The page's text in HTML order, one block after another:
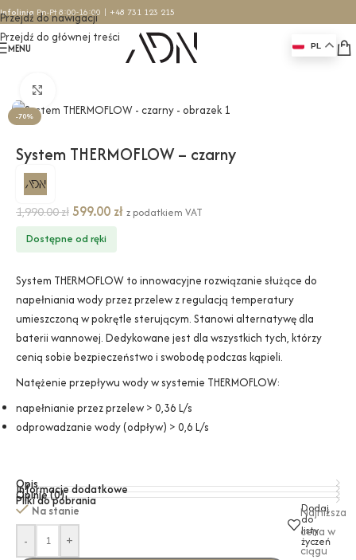
Przejdź do nawigacji
Przejdź do głównej treści
Infolinia Pn-Pt 8:00-16:00 | +48 731 123 215
MENU PL
Akcesoria/System Thermoflow
-70%
System THERMOFLOW – czarny
1,990.00zł 599.00 zł z podatkiem VAT
Dostępne od ręki
System THERMOFLOW to innowacyjne rozwiązanie służące do
napełniania wody przez przelew z regulacją temperatury
umieszczoną w pokrętle sterującym. Stanowi alternatywę dla
baterii wannowej. Dedykowane jest dla wszystkich tych, którzy
cenią sobie bezpieczeństwo i swobodę podczas kąpieli.
Natężenie przepływu wody w systemie THERMOFLOW:
napełnianie przez przelew > 0,36 L/s
odprowadzanie wody (odpływ) > 0,6 L/s
Opis
Informacje dodatkowe
Opinie (0)
Pliki do pobrania
Na stanie
-
+
Dodaj
do
listy
życzeń
Najniższa
cena w
ciągu